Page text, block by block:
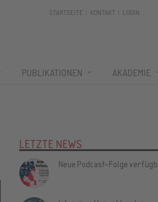
STARTSEITE KONTAKT LOGIN
PUBLIKATIONEN AKADEMIE
LETZTE NEWS
Neue Podcast-Folge